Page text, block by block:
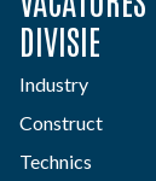
DIVISIE
Industry
Construct
Technics